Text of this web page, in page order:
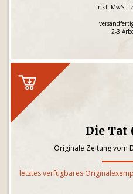
inkl. MwSt.
2-3
Die Tat
Originale Zeitung vom
letztes verfügbares